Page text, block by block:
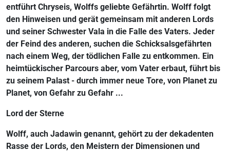
entführt Chryseis, Wolffs geliebte Gefährtin. Wolff folgt
den Hinweisen und gerät gemeinsam mit anderen Lords
und seiner Schwester Vala in die Falle des Vaters. Jeder
der Feind des anderen, suchen die Schicksalsgefährten
nach einem Weg, der tödlichen Falle zu entkommen. Ein
heimtückischer Parcours aber, vom Vater erbaut, führt bis
zu seinem Palast - durch immer neue Tore, von Planet zu
Planet, von Gefahr zu Gefahr ...
Lord der Sterne
Wolff, auch Jadawin genannt, gehört zu der dekadenten
Rasse der Lords, den Meistern der Dimensionen und